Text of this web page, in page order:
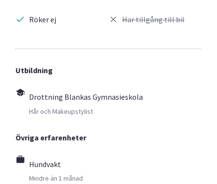
Röker ej Har tillgång till bil
Utbildning
Drottning Blankas Gymnasieskola
Hår och Makeupstylist
Övriga erfarenheter
Hundvakt
Mindre än 1 månad